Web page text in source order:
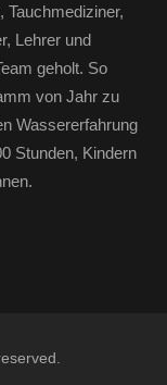
Tauchmediziner,
Lehrer und
geholt. So
von Jahr zu
Wassererfahrung
Stunden, Kindern